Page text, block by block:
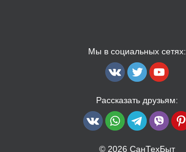
Мы в социальных сетях:
Рассказать друзьям:
© 2026 СанТехБыт